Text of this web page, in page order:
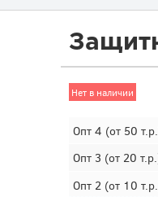
Нет в наличии
Опт 4 (от 50
Опт 3 (от 20
Опт 2 (от 10